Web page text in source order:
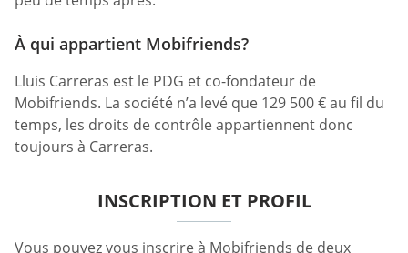
À qui appartient Mobifriends?
Lluis Carreras est le PDG et co-fondateur de
Mobifriends. La société n’a levé que 129 500 € au fil du
temps, les droits de contrôle appartiennent donc
toujours à Carreras.
INSCRIPTION ET PROFIL
Vous pouvez vous inscrire à Mobifriends de deux